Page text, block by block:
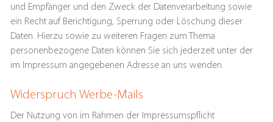
und Empfänger und den Zweck der Datenverarbeitung sowie
ein Recht auf Berichtigung, Sperrung oder Löschung dieser
Daten. Hierzu sowie zu weiteren Fragen zum Thema
personenbezogene Daten können Sie sich jederzeit unter der
im Impressum angegebenen Adresse an uns wenden.
Widerspruch Werbe-Mails
Der Nutzung von im Rahmen der Impressumspflicht